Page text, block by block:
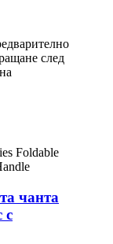
след
чанта
с